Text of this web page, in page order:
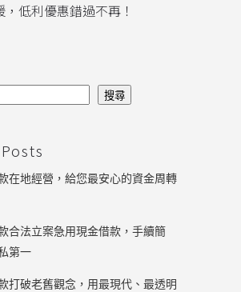
低利優惠錯過不再！
搜尋
在地經營，給您最安心的資金周轉
合法立案急用現金借款，手續簡
第一
打破老舊觀念，用最現代、最透明